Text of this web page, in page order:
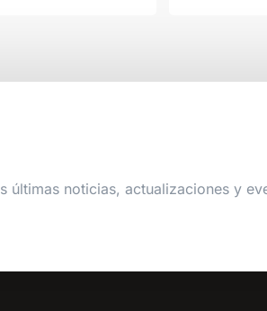
últimas noticias, actualizaciones y